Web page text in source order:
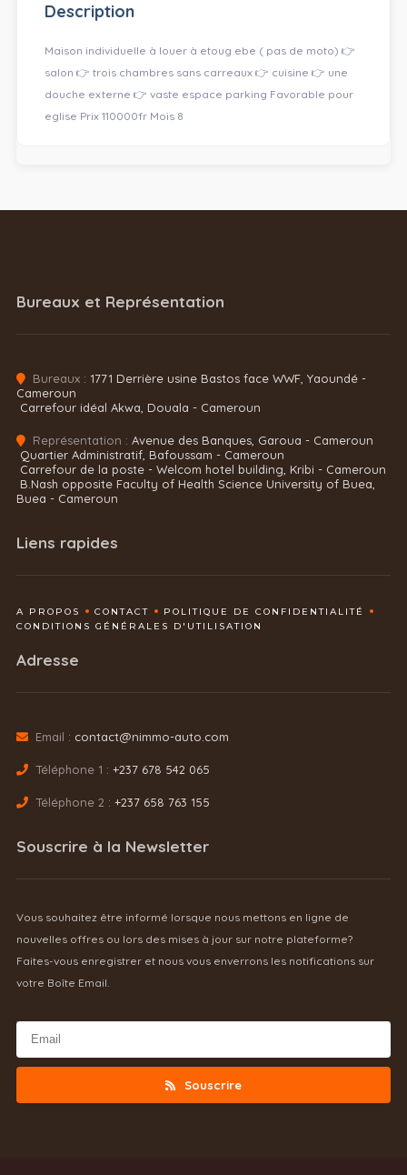
Description
Maison individuelle à louer à etoug ebe ( pas de moto) 👉
salon 👉 trois chambres sans carreaux 👉 cuisine 👉 une
douche externe 👉 vaste espace parking Favorable pour
eglise Prix 110000fr Mois 8
Bureaux et Représentation
Bureaux : 1771 Derrière usine Bastos face WWF, Yaoundé -
Cameroun
Carrefour idéal Akwa, Douala - Cameroun
Représentation : Avenue des Banques, Garoua - Cameroun
Quartier Administratif, Bafoussam - Cameroun
Carrefour de la poste - Welcom hotel building, Kribi - Cameroun
B.Nash opposite Faculty of Health Science University of Buea,
Buea - Cameroun
Liens rapides
A PROPOS CONTACT
POLITIQUE DE CONFIDENTIALITÉ
CONDITIONS GÉNÉRALES D'UTILISATION
Adresse
Email : contact@nimmo-auto.com
Téléphone 1 : +237 678 542 065
Téléphone 2 : +237 658 763 155
Souscrire à la Newsletter
Vous souhaitez être informé lorsque nous mettons en ligne de
nouvelles offres ou lors des mises à jour sur notre plateforme?
Faites-vous enregistrer et nous vous enverrons les notifications sur
votre Boîte Email.
Souscrire